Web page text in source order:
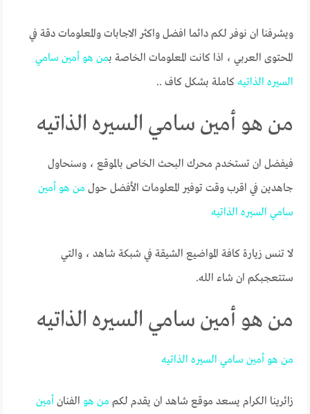
ويشرفنا ان نوفر لكم دائما افضل واكثر الاجابات والمعلومات دقة في
المحتوى العربي ، اذا كانت المعلومات الخاصة بمن هو أمين سامي
السيره الذاتيه كاملة بشكل كاف ..
من هو أمين سامي السيره الذاتيه
فيفضل ان تستخدم محرك البحث الخاص بالموقع ، وسنحاول
جاهدين في اقرب وقت توفير المعلومات الأفضل حول من هو أمين
سامي السيره الذاتيه
لا تنس زيارة كافة المواضيع الشيقة في شبكة شاهد ، والتي
ستتعجبكم ان شاء الله.
من هو أمين سامي السيره الذاتيه
من هو أمين سامي السيره الذاتيه
زائرينا الكرام يسعد موقع شاهد ان يقدم لكم من هو الفنان أمين